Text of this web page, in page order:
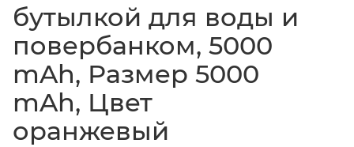
бутылкой для воды и
повербанком, 5000
mAh, Размер 5000
mAh, Цвет
оранжевый